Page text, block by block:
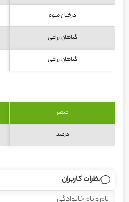
درختان میوه
گیاهان زراعی
گیاهان زراعی
عنصر
درصد
نظرات کاربران